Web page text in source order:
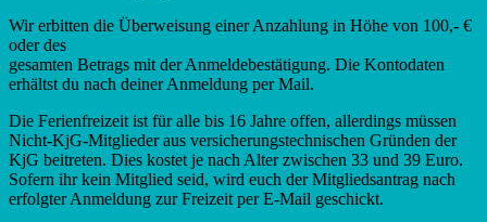
Wir erbitten die Überweisung einer Anzahlung in Höhe von 100,- €
oder des
gesamten Betrags mit der Anmeldebestätigung. Die Kontodaten
erhältst du nach deiner Anmeldung per Mail.
Die Ferienfreizeit ist für alle bis 16 Jahre offen, allerdings müssen
Nicht-KjG-Mitglieder aus versicherungstechnischen Gründen der
KjG beitreten. Dies kostet je nach Alter zwischen 33 und 39 Euro.
Sofern ihr kein Mitglied seid, wird euch der Mitgliedsantrag nach
erfolgter Anmeldung zur Freizeit per E-Mail geschickt.